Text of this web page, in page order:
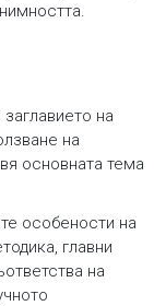
на
на
основната тема
особености на
главни
на